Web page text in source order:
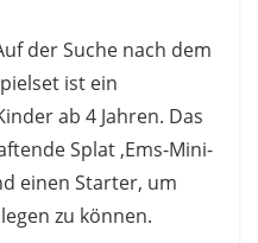
der Suche nach dem
ist ein
ab 4 Jahren. Das
Splat ‚Ems-Mini-
einen Starter, um
zu können.